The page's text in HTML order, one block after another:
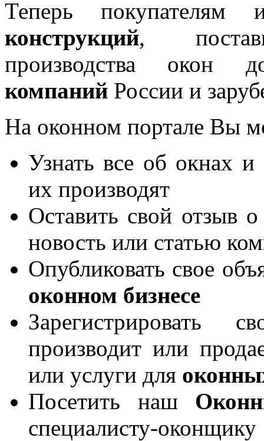
Теперь покупателям
конструкций,
производства окон
компаний России и
На оконном портале Вы
Узнать все об окнах и
их производят
Оставить свой отзыв
новость или статью
Опубликовать свое
оконном бизнесе
производит или
или услуги для
Посетить наш
специалисту-оконщику